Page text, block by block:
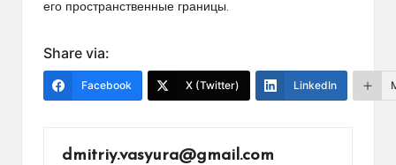
его пространственные границы.
Share via:
Facebook X (Twitter) LinkedIn
dmitriy.vasyura@gmail.com